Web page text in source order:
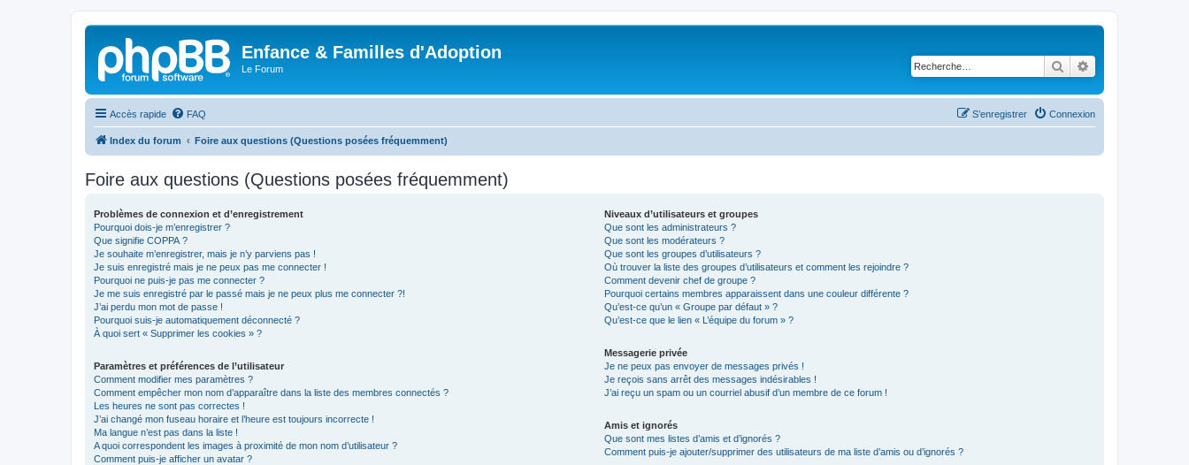
Enfance & Familles d'Adoption
Le Forum Rechercher
Accès rapide FAQ Connexion
S’enregistrer
Index du forum Foire aux questions (Questions posées fréquemment)
Foire aux questions (Questions posées fréquemment)
Problèmes de connexion et d’enregistrement
Pourquoi dois-je m’enregistrer ?
Que signifie COPPA ?
Je souhaite m’enregistrer, mais je n’y parviens pas !
Je suis enregistré mais je ne peux pas me connecter !
Pourquoi ne puis-je pas me connecter ?
Je me suis enregistré par le passé mais je ne peux plus me connecter ?!
J’ai perdu mon mot de passe !
Pourquoi suis-je automatiquement déconnecté ?
À quoi sert « Supprimer les cookies » ?
Paramètres et préférences de l’utilisateur
Comment modifier mes paramètres ?
Comment empêcher mon nom d’apparaître dans la liste des membres connectés ?
Les heures ne sont pas correctes !
J’ai changé mon fuseau horaire et l’heure est toujours incorrecte !
Ma langue n’est pas dans la liste !
A quoi correspondent les images à proximité de mon nom d’utilisateur ?
Comment puis-je afficher un avatar ?
Niveaux d’utilisateurs et groupes
Que sont les administrateurs ?
Que sont les modérateurs ?
Que sont les groupes d’utilisateurs ?
Où trouver la liste des groupes d’utilisateurs et comment les rejoindre ?
Comment devenir chef de groupe ?
Pourquoi certains membres apparaissent dans une couleur différente ?
Qu’est-ce qu’un « Groupe par défaut » ?
Qu’est-ce que le lien « L’équipe du forum » ?
Messagerie privée
Je ne peux pas envoyer de messages privés !
Je reçois sans arrêt des messages indésirables !
J’ai reçu un spam ou un courriel abusif d’un membre de ce forum !
Amis et ignorés
Que sont mes listes d’amis et d’ignorés ?
Comment puis-je ajouter/supprimer des utilisateurs de ma liste d’amis ou d’ignorés ?